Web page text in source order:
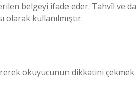
belgeyi ifade eder. Tahvîl ve
kullanılmıştır.
okuyucunun dikkatini